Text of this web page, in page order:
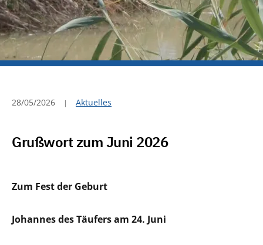
28/05/2026 Aktuelles
Grußwort zum Juni 2026
Zum Fest der Geburt
Johannes des Täufers am 24. Juni